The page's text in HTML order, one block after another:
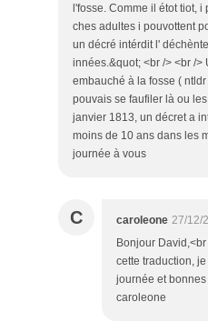
l'fosse. Comme il étot tiot,
ches adultes i pouvottent
un décré intérdit l'
innées.&quot; <br /> <br /
embauché à la fosse (
pouvais se faufiler là ou
janvier 1813, un décret a
moins de 10 ans dans les
journée à vous
C caroleone 27/12/
Bonjour
cette traduction,
journée et
caroleone